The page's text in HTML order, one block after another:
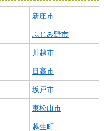
新座市
ふじみ野市
川越市
日高市
坂戸市
東松山市
越生町